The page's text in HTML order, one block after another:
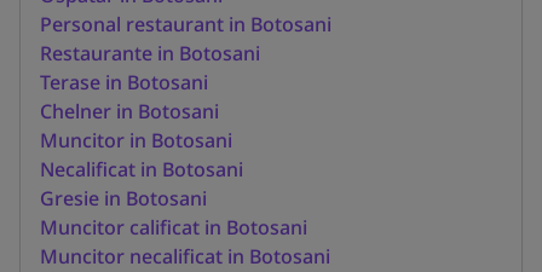
Personal restaurant in Botosani
Restaurante in Botosani
Terase in Botosani
Chelner in Botosani
Muncitor in Botosani
Necalificat in Botosani
Gresie in Botosani
Muncitor calificat in Botosani
Muncitor necalificat in Botosani